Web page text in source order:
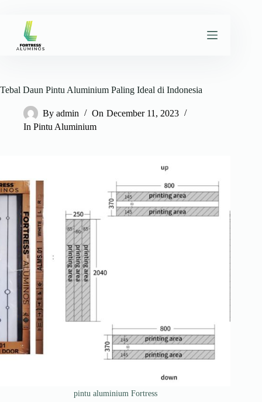
content
Tebal Daun Pintu Aluminium Paling Ideal di Indonesia
By admin On December 11, 2023
In Pintu Aluminium
pintu aluminium Fortress